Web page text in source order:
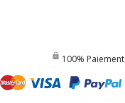
100%